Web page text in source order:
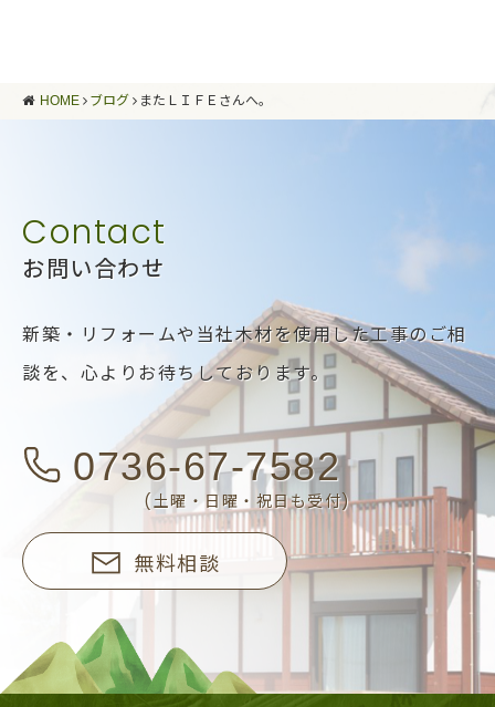
HOME ブログ またＬＩＦＥさんへ。
お問い合わせ
新築・リフォームや当社木材を使用した工事のご相
談を、 心よりお待ちしております。
0736-67-7582
(土曜・日曜・祝日も受付)
無料相談